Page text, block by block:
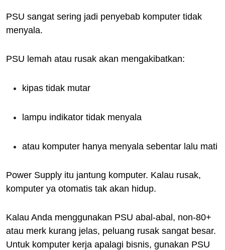
PSU sangat sering jadi penyebab komputer tidak
menyala.
PSU lemah atau rusak akan mengakibatkan:
kipas tidak mutar
lampu indikator tidak menyala
atau komputer hanya menyala sebentar lalu mati
Power Supply itu jantung komputer. Kalau rusak,
komputer ya otomatis tak akan hidup.
Kalau Anda menggunakan PSU abal-abal, non-80+
atau merk kurang jelas, peluang rusak sangat besar.
Untuk komputer kerja apalagi bisnis, gunakan PSU